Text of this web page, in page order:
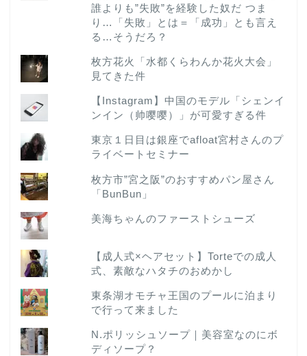
誰よりも”失敗”を経験した奴だ つま
り…「失敗」とは＝「成功」とも言え
る…そうだろ？
枚方花火「水都くらわんか花火大会」
見てきた件
【Instagram】中国のモデル「シェンイ
ンイン（帅嘤嘤）」が可愛すぎる件
東京１日目は銀座でafloat宮村さんのプ
ライベートセミナー
枚方市”宮之阪”のおすすめパン屋さん
「BunBun」
美海ちゃんのファーストシューズ
【成人式×ヘアセット】Torteでの成人
式、素敵なハタチのおめかし
東条湖オモチャ王国のプールに泊まり
で行って来ました
N.ポリッシュソープ｜美容室なのにボ
ディソープ？